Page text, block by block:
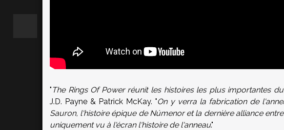
" The Rings Of Power réunit les histoires les plus importantes
J.D. Payne & Patrick McKay. "On y verra la fabrication de
Sauron, l'histoire épique de Númenor et la dernière alliance
uniquement vu à l'écran l'histoire de l'anneau."